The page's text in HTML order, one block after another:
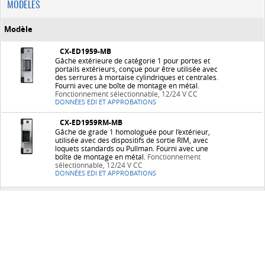
MODÈLES
Modèle
CX-ED1959-MB
Gâche extérieure de catégorie 1 pour portes et
portails extérieurs, conçue pour être utilisée avec
des serrures à mortaise cylindriques et centrales.
Fourni avec une boîte de montage en métal.
Fonctionnement sélectionnable, 12/24 V CC
DONNÉES EDI ET APPROBATIONS
CX-ED1959RM-MB
Gâche de grade 1 homologuée pour l’extérieur,
utilisée avec des dispositifs de sortie RIM, avec
loquets standards ou Pullman. Fourni avec une
boîte de montage en métal. Fonctionnement
sélectionnable, 12/24 V CC
DONNÉES EDI ET APPROBATIONS